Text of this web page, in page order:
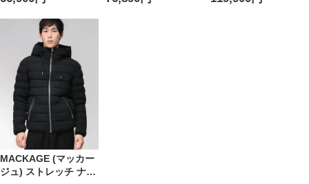
ウンジャケット 550フ
ィル HMLYN DOWN
DTM PARKA
NF0A8EBH メンズ ユ
ニセックス トップス
アウター ジャケット
ブルゾン ダウン フー
ンジャケット
ャケット VICTOR ヴ
MACKAGE (マッカー
ジュ) ストレッチ ナイ